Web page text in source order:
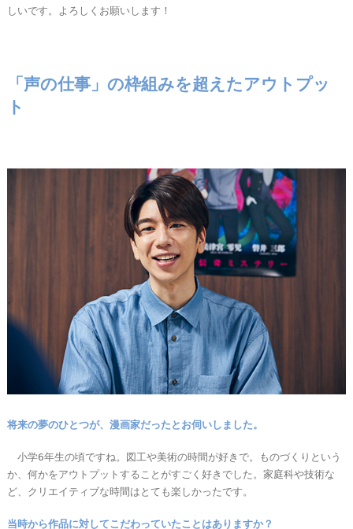
しいです。よろしくお願いします！
「声の仕事」の枠組みを超えたアウトプッ
ト
将来の夢のひとつが、漫画家だったとお伺いしました。
小学6年生の頃ですね。図工や美術の時間が好きで。ものづくりという
か、何かをアウトプットすることがすごく好きでした。家庭科や技術な
ど、クリエイティブな時間はとても楽しかったです。
当時から作品に対してこだわっていたことはありますか？